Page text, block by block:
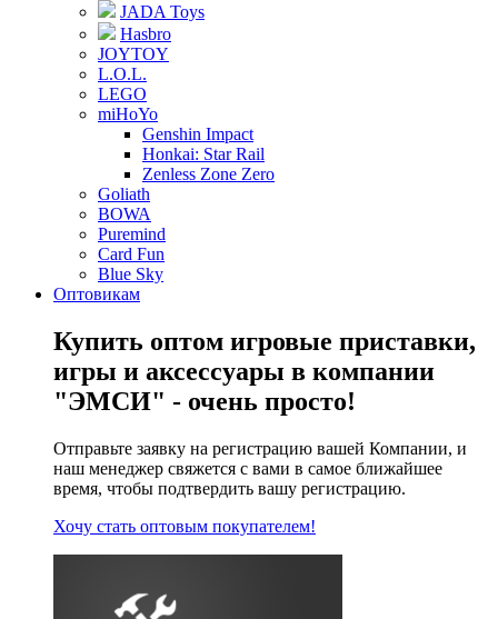
JADA Toys
Hasbro
JOYTOY
L.O.L.
LEGO
miHoYo
Genshin Impact
Honkai: Star Rail
Zenless Zone Zero
Goliath
BOWA
Puremind
Card Fun
Blue Sky
Оптовикам
Купить оптом игровые приставки,
игры и аксессуары в компании
"ЭМСИ" - очень просто!
Отправьте заявку на регистрацию вашей Компании, и
наш менеджер свяжется с вами в самое ближайшее
время, чтобы подтвердить вашу регистрацию.
Хочу стать оптовым покупателем!